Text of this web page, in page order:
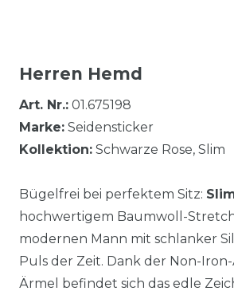
Herren Hemd
Art. Nr.: 01.675198
Marke: Seidensticker
Kollektion: Schwarze Rose, Slim
Bügelfrei bei perfektem Sitz:
hochwertigem Baumwoll-
modernen Mann mit schlanker
Puls der Zeit. Dank der Non-
Ärmel befindet sich das edle